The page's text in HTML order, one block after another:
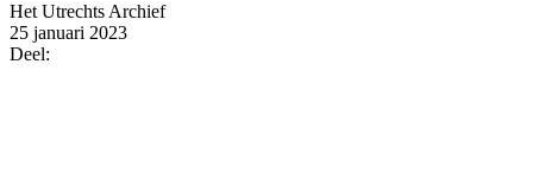
Het Utrechts Archief
25 januari 2023
Deel: